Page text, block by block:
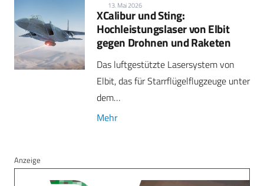
13. Mai 2026
XCalibur und Sting:
Hochleistungslaser von Elbit
gegen Drohnen und Raketen
Das luftgestützte Lasersystem von
Elbit, das für Starrflügelflugzeuge unter
dem…
Mehr
Anzeige